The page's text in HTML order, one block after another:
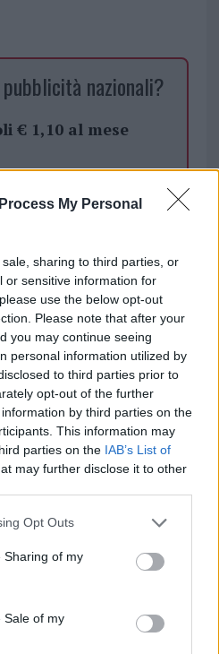
My Personal
sharing to third parties, or
or sensitive information for
use the below opt-out
Please note that after your
you may continue seeing
personal information utilized by
to third parties prior to
opt-out of the further
by third parties on the
This information may
parties on the IAB’s List of
may further disclose it to other
app uses one or more Google
behaviour. You may click to
and its third-party tags to
purposes in below Google
Opt Outs
Sharing of my
Sale of my
nazionali?
€ 1,10 al mese
del sito o
tempo reale?
canale telegram di
e le tue foto